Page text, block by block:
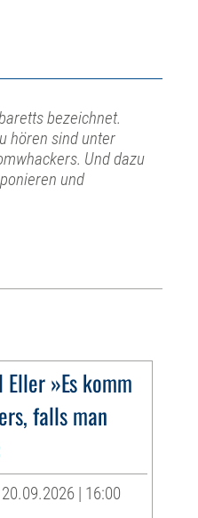
bezeichnet.
hören sind unter
Und dazu
und
Eller »Es komm
falls man
| 16:00